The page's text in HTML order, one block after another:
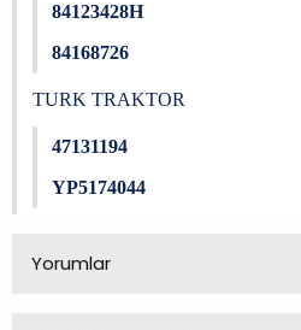
84123428H
84168726
TURK TRAKTOR
47131194
YP5174044
Yorumlar